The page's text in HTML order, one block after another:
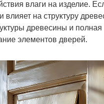
влаги на изделие.
влияет на структуру
древесины и
элементов дверей.